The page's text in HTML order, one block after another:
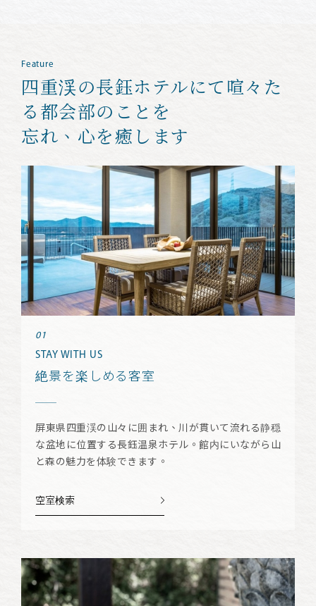
Feature
四重渓の長鈺ホテルにて喧々た
る都会部のことを
忘れ、心を癒します
STAY WITH US
絶景を楽しめる客室
屏東県四重渓の山々に囲まれ、川が貫いて流れる静穏
な盆地に位置する長鈺温泉ホテル。館内にいながら山
と森の魅力を体験できます。
空室検索